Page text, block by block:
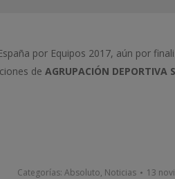
por Equipos 2017, aún por
de AGRUPACIÓN DEPORTIVA
Categorías: Absoluto, Noticias 13